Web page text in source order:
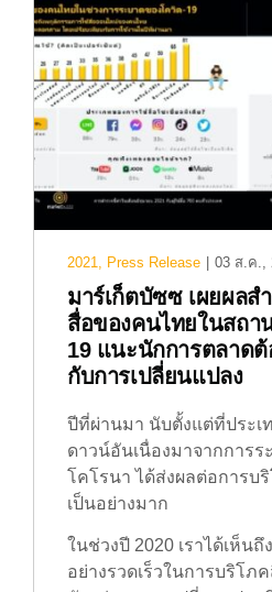
2021 Press Release | 03 ส.ค.,
มาร์เก็ตบัซซ เผยผลส
สื่อของคนไทยในสถา
19 แนะนักการตลาด
กับการเปลี่ยนแปลง
ปีที่ผ่านมา นับตั้งแต่ที่ประเ
ดาวน์อันเนื่องมาจากการร
โคโรนา ได้ส่งผลต่อการบ
เป็นอย่างมาก
ในช่วงปี 2020 เราได้เห็น
อย่างรวดเร็วในการบริโภ